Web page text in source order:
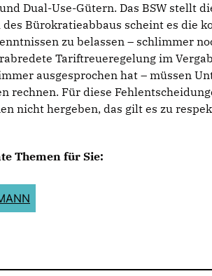
Dual-Use-Gütern. Das BSW stellt
Bürokratieabbaus scheint es die
zu belassen – schlimmer
Tariftreueregelung im
ausgesprochen hat – müssen
rechnen. Für diese
nicht hergeben, das gilt es zu
Themen für Sie: